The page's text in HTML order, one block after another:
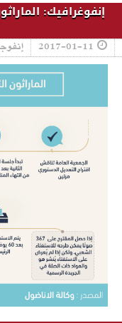
إنفوغرافيك:
2017-01-11